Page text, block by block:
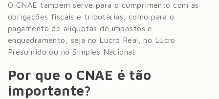
O CNAE também serve para o cumprimento com as
obrigações fiscais e tributárias, como para o
pagamento de alíquotas de impostos e
enquadramento, seja no Lucro Real, no Lucro
Presumido ou no Simples Nacional.
Por que o CNAE é tão
importante?